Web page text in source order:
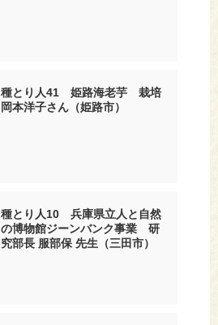
種とり人41 姫路海老芋 栽培
岡本洋子さん（姫路市）
種とり人10 兵庫県立人と自然
の博物館ジーンバンク事業 研
究部長 服部保 先生（三田市）